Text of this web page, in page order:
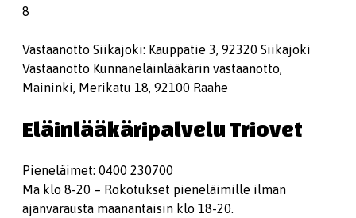
8
Vastaanotto Siikajoki: Kauppatie 3, 92320 Siikajoki
Vastaanotto Kunnaneläinlääkärin vastaanotto,
Maininki, Merikatu 18, 92100 Raahe
Eläinlääkäripalvelu Triovet
Pieneläimet: 0400 230700
Ma klo 8-20 – Rokotukset pieneläimille ilman
ajanvarausta maanantaisin klo 18-20.